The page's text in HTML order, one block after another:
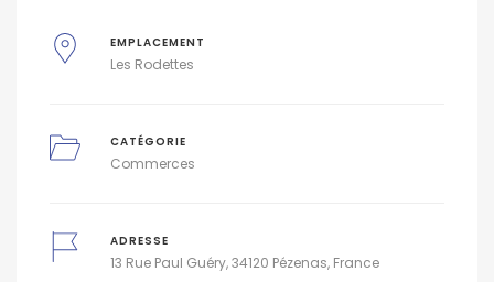
EMPLACEMENT
Les Rodettes
CATÉGORIE
Commerces
ADRESSE
13 Rue Paul Guéry, 34120 Pézenas, France